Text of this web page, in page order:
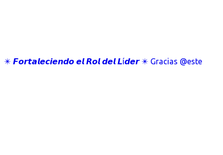
✴️ 𝙁𝙤𝙧𝙩𝙖𝙡𝙚𝙘𝙞𝙚𝙣𝙙𝙤 𝙚𝙡 𝙍𝙤𝙡 𝙙𝙚𝙡 𝙇í𝙙𝙚𝙧 ✴️ Gracias @este